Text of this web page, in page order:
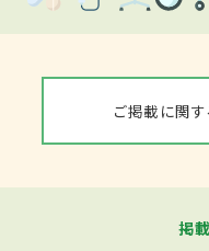
ご掲載に関
掲